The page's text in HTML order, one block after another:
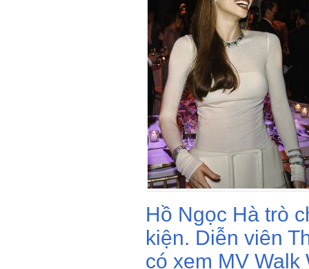
Hồ Ngọc Hà trò
kiện. Diễn viên
có xem MV Walk